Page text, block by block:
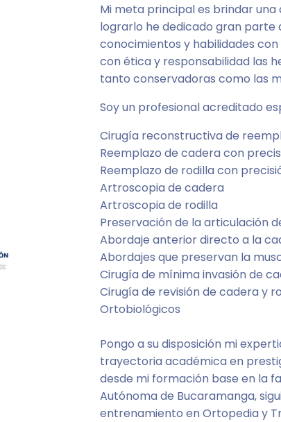
Mi meta principal es brindar
lograrlo he dedicado gran parte
conocimientos y habilidades
con ética y responsabilidad las
tanto conservadoras como las
Soy un profesional acreditado
Cirugía reconstructiva de
Reemplazo de cadera con
Reemplazo de rodilla con
Artroscopia de cadera
Artroscopia de rodilla
Preservación de la articulación
Abordaje anterior directo a la
Abordajes que preservan la
Cirugía de mínima invasión de
Cirugía de revisión de cadera y
Ortobiológicos
Pongo a su disposición mi
trayectoria académica en
desde mi formación base en la
Autónoma de Bucaramanga,
entrenamiento en Ortopedia y